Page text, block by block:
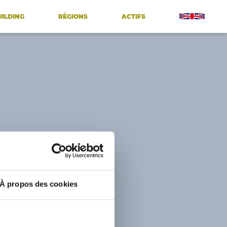
À propos des cookies
RÉGIONS ACTIFS